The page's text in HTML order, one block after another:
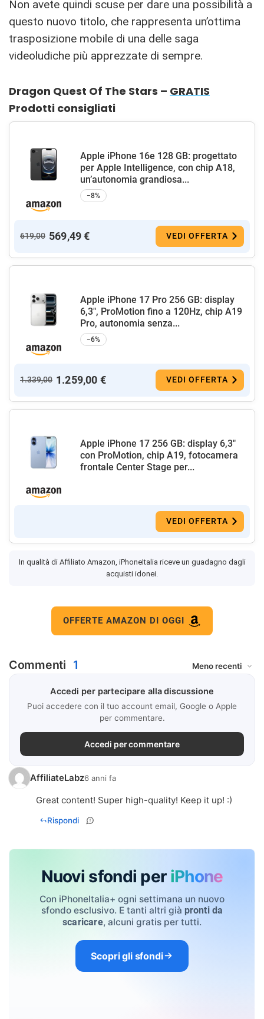
Non avete quindi scuse per dare una possibilità a
questo nuovo titolo, che rappresenta un’ottima
trasposizione mobile di una delle saga
videoludiche più apprezzate di sempre.
Dragon Quest Of The Stars – GRATIS
Prodotti consigliati
Apple iPhone 16e 128 GB: progettato
per Apple Intelligence, con chip A18,
un’autonomia grandiosa...
−8%
619,00 569,49 € VEDI OFFERTA
Apple iPhone 17 Pro 256 GB: display
6,3", ProMotion fino a 120Hz, chip A19
Pro, autonomia senza...
−6%
1.339,00 1.259,00 € VEDI OFFERTA
Apple iPhone 17 256 GB: display 6,3"
con ProMotion, chip A19, fotocamera
frontale Center Stage per...
VEDI OFFERTA
In qualità di Affiliato Amazon, iPhoneItalia riceve un guadagno dagli
acquisti idonei.
OFFERTE AMAZON DI OGGI
Commenti 1
Accedi per partecipare alla discussione
Puoi accedere con il tuo account email, Google o Apple
per commentare.
Accedi per commentare
AffiliateLabz6 anni fa
Great content! Super high-quality! Keep it up! :)
Rispondi
Nuovi sfondi per iPhone
Con iPhoneItalia+ ogni settimana un nuovo
sfondo esclusivo. E tanti altri già pronti da
scaricare, alcuni gratis per tutti.
Scopri gli sfondi